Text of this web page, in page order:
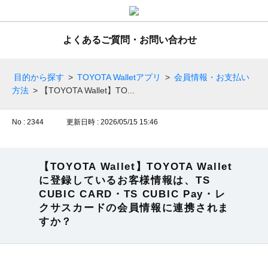
よくあるご質問・お問い合わせ
目的から探す > TOYOTA Walletアプリ > 会員情報・お支払い
方法 > 【TOYOTA Wallet】TO...
No : 2344 更新日時 : 2026/05/15 15:46
【TOYOTA Wallet】TOYOTA Wallet
に登録しているお客様情報は、TS
CUBIC CARD・TS CUBIC Pay・レ
クサスカードの会員情報に連携されま
すか？